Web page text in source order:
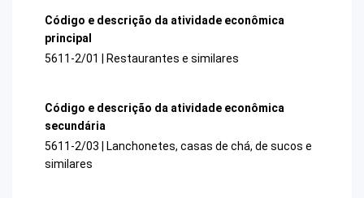
Código e descrição da atividade econômica
principal
5611-2/01 | Restaurantes e similares
Código e descrição da atividade econômica
secundária
5611-2/03 | Lanchonetes, casas de chá, de sucos e
similares